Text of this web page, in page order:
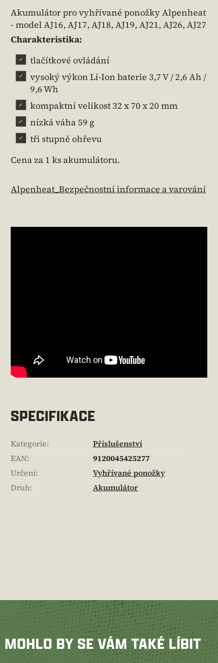
Akumulátor pro vyhřívané ponožky Alpenheat
- model AJ16, AJ17, AJ18, AJ19, AJ21, AJ26, AJ27
Charakteristika:
tlačítkové ovládání
vysoký výkon Li-Ion baterie 3,7 V / 2,6 Ah /
9,6 Wh
kompaktní velikost 32 x 70 x 20 mm
nízká váha 59 g
tři stupně ohřevu
Cena za 1 ks akumulátoru.
Alpenheat_Bezpečnostní informace a varování
SPECIFIKACE
Kategorie:
Příslušenství
EAN:
9120045425277
Určení:
Vyhřívané ponožky
Druh: Akumulátor
MOHLO BY SE VÁM TAKÉ LÍBIT